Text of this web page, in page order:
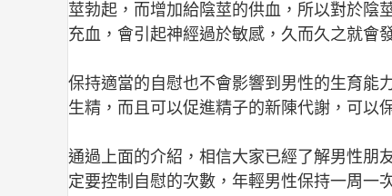
莖勃起，而增加給陰莖的供血，所以對於陰
充血，會引起神經過於敏感，久而久之就會
保持適當的自慰也不會影響到男性的生育能
生精，而且可以促進精子的新陳代謝，可以
通過上面的介紹，相信大家已經了解男性朋
定要控制自慰的次數，年輕男性保持一周一